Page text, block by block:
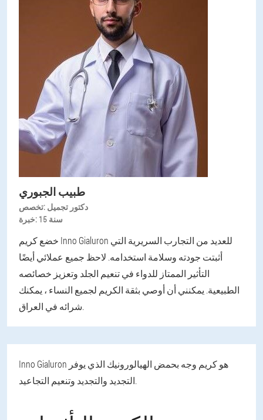
طبيب الجبوري
تخصص: دكتور تجميل
خبرة:
15 سنة
خضع كريم Inno Gialuron للعديد من التجارب السريرية التي
أثبتت جودته وسلامة استخدامه. لاحظ جميع عملائي أيضًا
التأثير الممتاز للدواء في تنعيم الجلد وتعزيز خصائصه
الطبيعية. يمكنني أن أوصي بثقة الكريم لجميع النساء ، يمكنك
شرائه في العراق.
Inno Gialuron هو كريم وجه بحمض الهيالورونيك الذي يوفر
التجديد والتجديد وتنعيم التجاعيد.